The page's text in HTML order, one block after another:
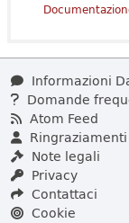
Informazioni
Domande
Atom Feed
Ringraziamenti
Note legali
Privacy
Contattaci
Cookie